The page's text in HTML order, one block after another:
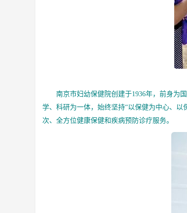
南京市妇幼保健院创建于1936年，前身为
学、科研为一体，始终坚持“以保健为中心、
次、全方位健康保健和疾病预防诊疗服务。